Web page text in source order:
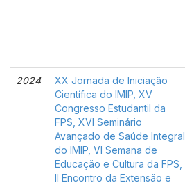
2024
XX Jornada de Iniciação
Científica do IMIP, XV
Congresso Estudantil da
FPS, XVI Seminário
Avançado de Saúde Integral
do IMIP, VI Semana de
Educação e Cultura da FPS,
II Encontro da Extensão e